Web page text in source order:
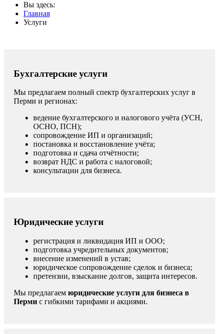
Вы здесь:
Главная
Услуги
Бухгалтерские услуги
Мы предлагаем полный спектр бухгалтерских услуг в
Перми и регионах:
ведение бухгалтерского и налогового учёта (УСН,
ОСНО, ПСН);
сопровождение ИП и организаций;
постановка и восстановление учёта;
подготовка и сдача отчётности;
возврат НДС и работа с налоговой;
консультации для бизнеса.
Юридические услуги
регистрация и ликвидация ИП и ООО;
подготовка учредительных документов;
внесение изменений в устав;
юридическое сопровождение сделок и бизнеса;
претензии, взыскание долгов, защита интересов.
Мы предлагаем юридические услуги для бизнеса в
Перми с гибкими тарифами и акциями.